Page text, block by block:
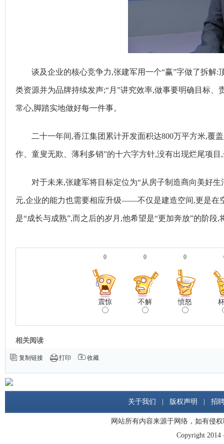
谈及企业的核心竞争力,张建军用一个“赢”字做了拆解:
类资源并为品牌持续发声;“月”讲究效率,做事要明确目标
常心,脚踏实地做好每一件事。
二十一年间,香江集团累计开发面积达800万平方米,覆
作、童叟无欺、薄利多销”的十六字方针,没有出现烂尾项
对于未来,张建军将目标定位为“从房子制造商向美好
元,企业的能力也需要相应升级——不仅是建造空间,更是在
是“成长与成熟”,而之后的岁月,他希望是“更加奔放”的阶段
0
震惊
0
不解
0
愤怒
相关阅读
复制链接 打印 收藏
关于我们 版权声明 招
网站所有内容来源于网络，如有侵
Copyright 2014